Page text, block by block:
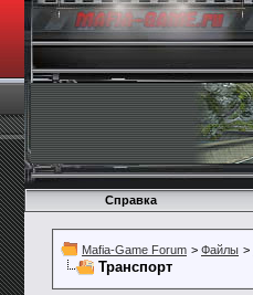
Справка
Mafia-Game Forum > Файлы >
Транспорт